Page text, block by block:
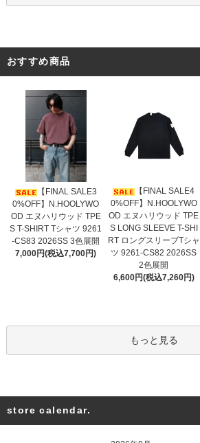
おすすめ商品
【FINAL SALE3
0%OFF】N.HOOLYWO
OD エヌハリウッド TPE
S T-SHIRT Tシャツ 9261
-CS83 2026SS 3色展開
7,000円(税込7,700円)
【FINAL SALE4
0%OFF】N.HOOLYWO
OD エヌハリウッド TPE
S LONG SLEEVE T-SHI
RT ロングスリーブTシャ
ツ 9261-CS82 2026SS
2色展開
6,600円(税込7,260円)
もっと見る
store calendar.